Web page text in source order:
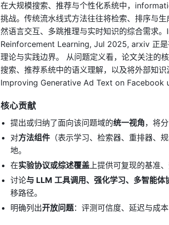
在大规模搜索、推荐与个性化系统中，
挑战。传统流水线式方法往往将检索、排序与
然语言交互、多跳推理与实时知识的综合需
Reinforcement Learning, Jul 2025, arxiv 正是
理论与实践边界。 从问题定义看，论文关注的
搜索、推荐系统中的语义理解，以及将外部知
Improving Generative Ad Text on
核心贡献
提出或归纳了面向该问题域的统一视角，将
对方法组件 （表示学习、检索器、重排器、
地。
在实验协议或综述覆盖上提供可复现的基准
讨论与 LLM 工具调用、强化学习、多智能体
移路径。
明确列出开放问题：评测可信度、延迟与成